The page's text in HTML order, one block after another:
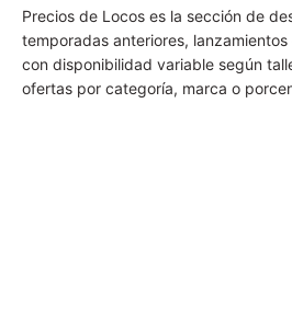
abrir
menú
Precios de Locos es la sección de
temporadas anteriores,
con disponibilidad variable según
ofertas por categoría, marca o